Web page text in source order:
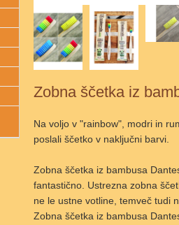
Zobna ščetka iz
Na voljo v "rainbow", modri in
poslali ščetko v naključni barvi.
Zobna ščetka iz bambusa
fantastično. Ustrezna zobna
ne le ustne votline, temveč tudi
Zobna ščetka iz bambusa